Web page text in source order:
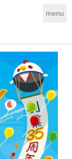
T
g
l
n
v
i
g
a
t
i
o
menu